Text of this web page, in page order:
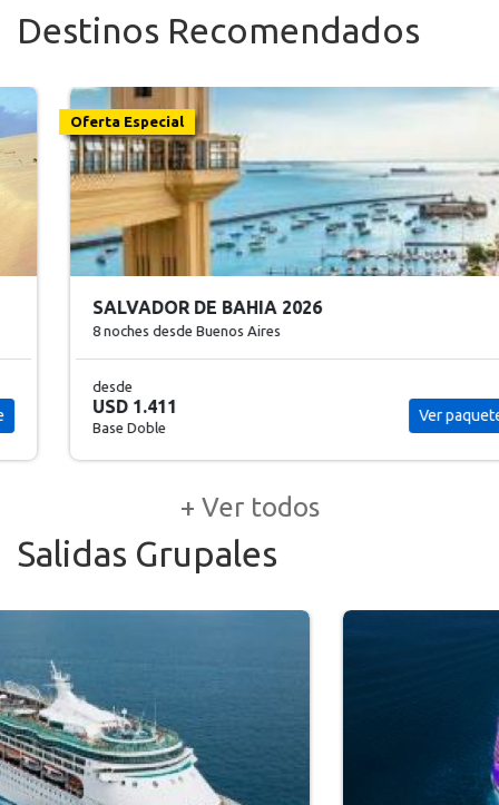
Destinos Recomendados
Oferta Especial
SALVADOR DE BAHIA 2026
8 nochesdesde Buenos Aires
USD 1.411
Base Doble
Ver paquete
+ Ver todos
Salidas Grupales